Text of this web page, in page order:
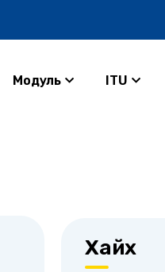
Модуль ITU
Хайх